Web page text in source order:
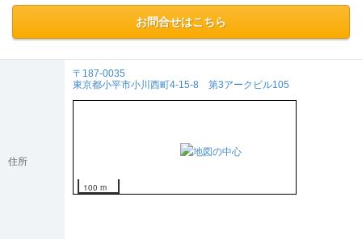
お問合せはこちら
住所
〒187-0035
東京都小平市小川西町4-15-8 第3アークビル105
100 m